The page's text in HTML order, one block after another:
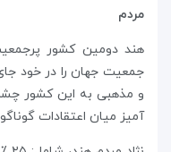
مردم
هند دومین کشور
جمعیت جهان را در خود
و مذهبی به این کشور
آمیز میان اعتقادات